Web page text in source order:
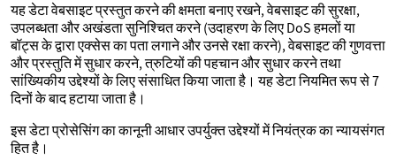
यह डेटा वेबसाइट प्रस्तुत करने की क्षमता बनाए रखने, वेबसाइट की सुरक्षा,
उपलब्धता और अखंडता सुनिश्चित करने (उदाहरण के लिए DoS हमलों या
बॉट्स के द्वारा एक्सेस का पता लगाने और उनसे रक्षा करने), वेबसाइट की गुणवत्ता
और प्रस्तुति में सुधार करने, त्रुटियों की पहचान और सुधार करने तथा
सांख्यिकीय उद्देश्यों के लिए संसाधित किया जाता है। यह डेटा नियमित रूप से 7
दिनों के बाद हटाया जाता है।
इस डेटा प्रोसेसिंग का कानूनी आधार उपर्युक्त उद्देश्यों में नियंत्रक का न्यायसंगत
हित है।